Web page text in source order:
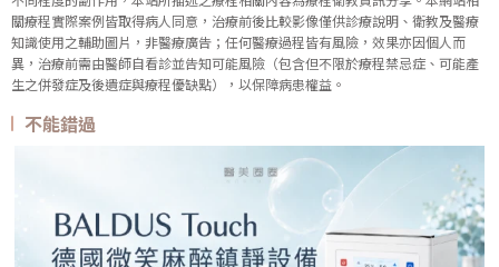
關療程實際案例皆取得病人同意，治療前後比較影像僅供診療說明、衛教及醫療
知識使用之輔助圖片，非醫療廣告；任何醫療過程皆有風險，效果亦因個人而
異，治療前需由醫師自看診並告知可能風險（包含但不限於療程禁忌症、可能產
生之併發症及後遺症與療程優缺點），以保障病患權益。
不能錯過